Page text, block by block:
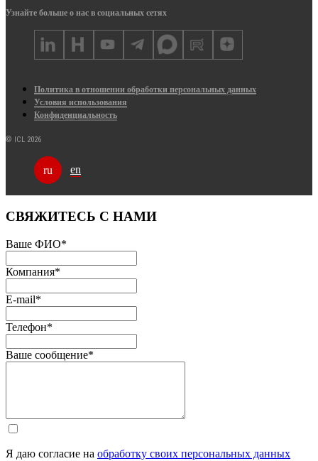
Узнайте больше о нас в социальных сетях
Политика в отношении обработки персональных данных
Условия использования
Конфиденциальность
© ICL 2026
ru en
СВЯЖИТЕСЬ С НАМИ
Ваше ФИО*
Компания*
E-mail*
Телефон*
Ваше сообщение*
Я даю согласие на обработку своих персональных данных